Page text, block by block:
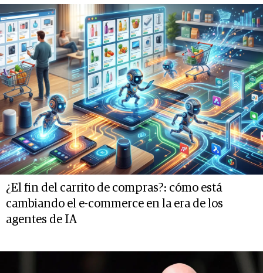
¿El fin del carrito de compras?: cómo está
cambiando el e-commerce en la era de los
agentes de IA